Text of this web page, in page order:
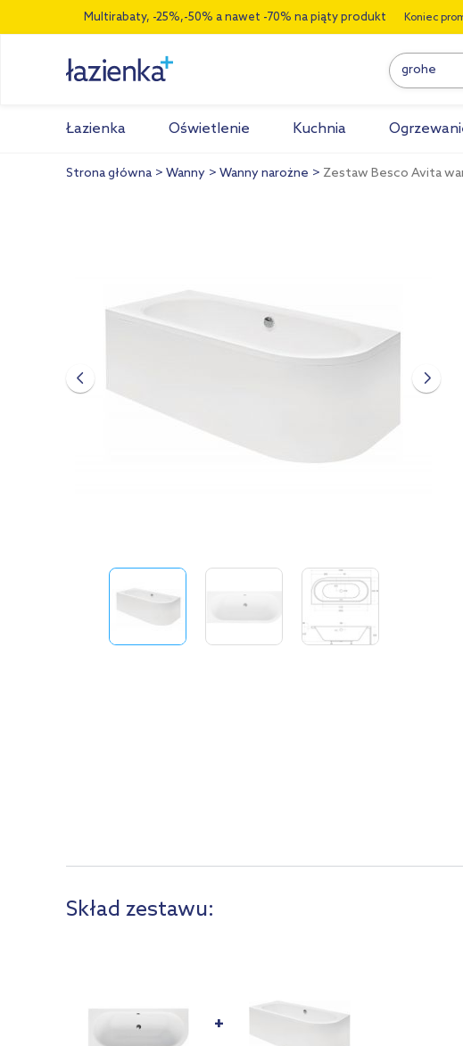
Multirabaty, -25%,-50% a nawet -70% na piąty produkt Koniec
Łazienka Oświetlenie Kuchnia
Strona główna Wanny Wanny narożne Zestaw Besco Avita
Skład zestawu: